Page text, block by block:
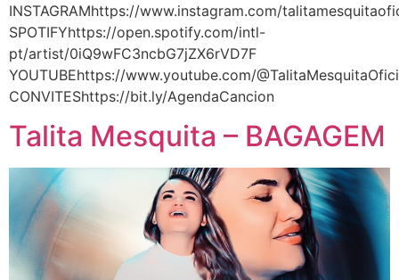
INSTAGRAMhttps://www.instagram.com/
SPOTIFYhttps://open.spotify.com/intl-
pt/artist/0iQ9wFC3ncbG7jZX6rVD7F
YOUTUBEhttps://www.youtube.com/
CONVITEShttps://bit.ly/AgendaCancion
Talita Mesquita – BAGAGEM